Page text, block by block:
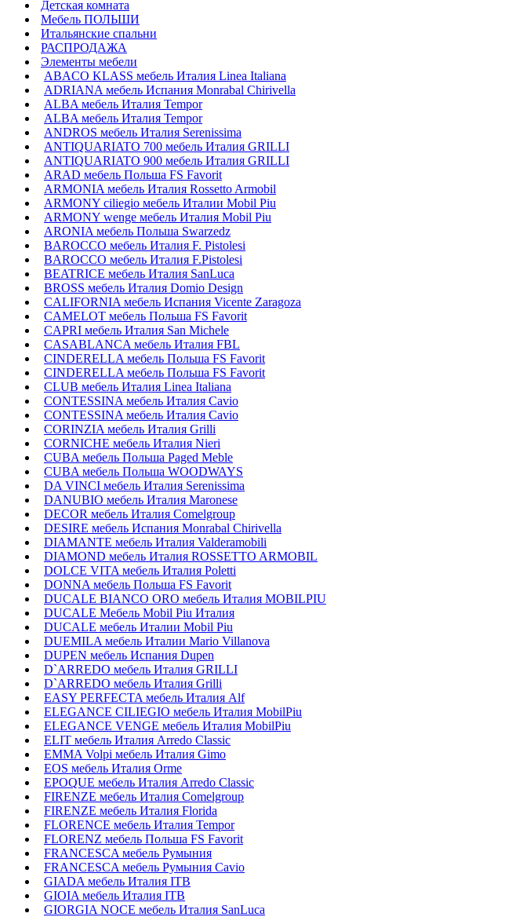
Детская комната
Мебель ПОЛЬШИ
Итальянские спальни
РАСПРОДАЖА
Элементы мебели
ABACO KLASS мебель Италия Linea Italiana
ADRIANA мебель Испания Monrabal Chirivella
ALBA мебель Италия Tempor
ALBA мебель Италия Tempor
ANDROS мебель Италия Serenissima
ANTIQUARIATO 700 мебель Италия GRILLI
ANTIQUARIATO 900 мебель Италия GRILLI
ARAD мебель Польша FS Favorit
ARMONIA мебель Италия Rossetto Armobil
ARMONY ciliegio мебель Италии Mobil Piu
ARMONY wenge мебель Италия Mobil Piu
ARONIA мебель Польша Swarzedz
BAROCCO мебель Италия F. Pistolesi
BAROCCO мебель Италия F.Pistolesi
BEATRICE мебель Италия SanLuca
BROSS мебель Италия Domio Design
CALIFORNIA мебель Испания Vicente Zaragoza
CAMELOT мебель Польша FS Favorit
CAPRI мебель Италия San Michele
CASABLANCA мебель Италия FBL
CINDERELLA мебель Польша FS Favorit
CINDERELLA мебель Польша FS Favorit
CLUB мебель Италия Linea Italiana
CONTESSINA мебель Италия Cavio
CONTESSINA мебель Италия Сavio
CORINZIA мебель Италия Grilli
CORNICHE мебель Италия Nieri
CUBA мебель Польша Paged Meble
CUBA мебель Польша WOODWAYS
DA VINCI мебель Италия Serenissima
DANUBIO мебель Италия Maronese
DECOR мебель Италия Comelgroup
DESIRE мебель Испания Monrabal Chirivella
DIAMANTE мебель Италия Valderamobili
DIAMOND мебель Италия ROSSETTO ARMOBIL
DOLCE VITA мебель Италия Poletti
DONNA мебель Польша FS Favorit
DUCALE BIANCO ORO мебель Италия MOBILPIU
DUCALE Мебель Mobil Piu Италия
DUCALE мебель Италии Mobil Piu
DUEMILA мебель Италии Mario Villanova
DUPEN мебель Испания Dupen
D`ARREDO мебель Италия GRILLI
D`ARREDO мебель Италия Grilli
EASY PERFECTA мебель Италия Alf
ELEGANCE CILIEGIO мебель Италия MobilPiu
ELEGANCE VENGE мебель Италия MobilPiu
ELIT мебель Италия Arredo Classic
EMMA Volpi мебель Италия Gimo
EOS мебель Италия Orme
EPOQUE мебель Италия Arredo Classic
FIRENZE мебель Италия Comelgroup
FIRENZE мебель Италия Florida
FLORENCE мебель Италия Tempor
FLORENZ мебель Польша FS Favorit
FRANCESCA мебель Румыния
FRANCESCA мебель Румыния Cavio
GIADA мебель Италия ITB
GIOIA мебель Италия ITB
GIORGIA NOCE мебель Италия SanLuca